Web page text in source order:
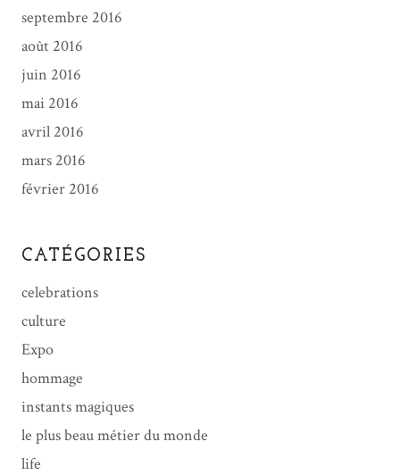
septembre 2016
août 2016
juin 2016
mai 2016
avril 2016
mars 2016
février 2016
CATÉGORIES
celebrations
culture
Expo
hommage
instants magiques
le plus beau métier du monde
life